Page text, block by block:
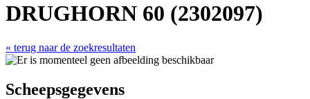
DRUGHORN 60 (2302097)
« terug naar de zoekresultaten
Scheepsgegevens